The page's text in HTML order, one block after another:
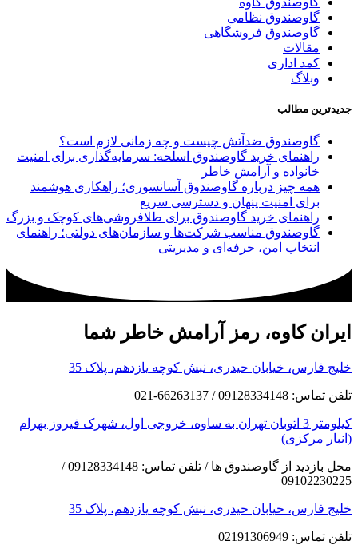
گاوصندوق نظامی
گاوصندوق فروشگاهی
مقالات
کمد اداری
وبلاگ
جدیدترین مطالب
گاوصندوق ضدآتش چیست و چه زمانی لازم است؟
راهنمای خرید گاوصندوق اسلحه: سرمایه‌گذاری برای امنیت
خانواده و آرامش خاطر
همه چیز درباره گاوصندوق آسانسوری؛ راهکاری هوشمند
برای امنیت پنهان و دسترسی سریع
راهنمای خرید گاوصندوق برای طلافروشی‌های کوچک و بزرگ
گاوصندوق مناسب شرکت‌ها و سازمان‌های دولتی؛ راهنمای
انتخاب امن، حرفه‌ای و مدیریتی
ایران کاوه، رمز آرامش خاطر شما
خلیج فارس، خیابان حیدری، نبش کوچه یازدهم، پلاک 35
تلفن تماس: 09128334148 / 66263137-021
کیلومتر 3 اتوبان تهران به ساوه، خروجی اول، شهرک فیروز بهرام
(انبار مرکزی)
محل بازدید از گاوصندوق ها / تلفن تماس: 09128334148 /
09102230225
خلیج فارس، خیابان حیدری، نبش کوچه یازدهم، پلاک 35
تلفن تماس: 02191306949